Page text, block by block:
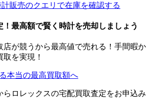
計販売のクエリで在庫を確認する
最高額で賢く時計を売却しましょう
店が競うから最高値で売れる！手間暇か
を実現！
本当の最高買取額へ
らロレックスの宅配買取査定をお申込み